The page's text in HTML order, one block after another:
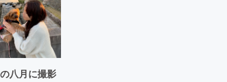
八月に撮影